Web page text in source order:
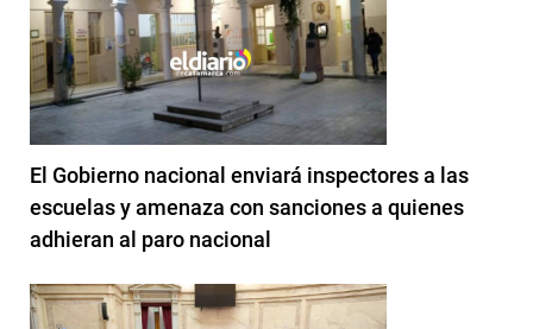
El Gobierno nacional enviará inspectores a las
escuelas y amenaza con sanciones a quienes
adhieran al paro nacional